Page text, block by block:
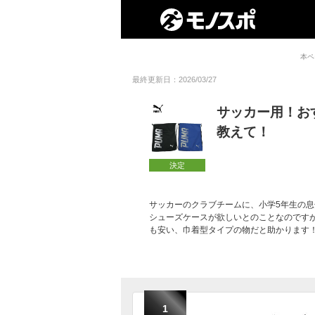
本
最終更新日：2026/03/27
決定
サッカー用！お
教えて！
サッカーのクラブチームに、小学5年生の
シューズケースが欲しいとのことなので
も安い、巾着型タイプの物だと助かります
1